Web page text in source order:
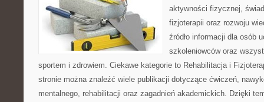
aktywności fizycznej,
fizjoterapii oraz rozwoju
źródło informacji dla osób
szkoleniowców oraz
sportem i zdrowiem. Ciekawe kategorie to Rehabilitacja i
stronie można znaleźć wiele publikacji dotyczące ćwiczeń,
mentalnego, rehabilitacji oraz zagadnień akademickich. Dzięki